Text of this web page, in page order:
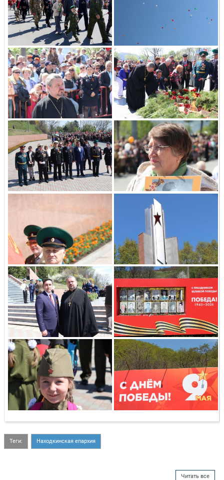
Теги: Находкинская епархия
Читать все